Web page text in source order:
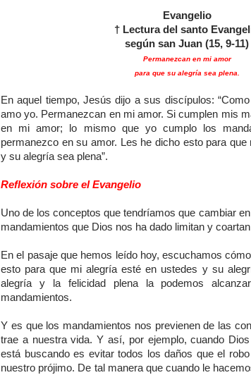
Evangelio
† Lectura del santo
según san Juan (15, 9-11)
Permanezcan en mi amor
para que su alegría sea plena.
En aquel tiempo, Jesús dijo a sus discípulos:
amo yo. Permanezcan en mi amor. Si cumplen mis
en mi amor; lo mismo que yo cumplo los
permanezco en su amor. Les he dicho esto para
y su alegría sea plena”.
Reflexión sobre el Evangelio
Uno de los conceptos que tendríamos que cambiar
mandamientos que Dios nos ha dado limitan y
En el pasaje que hemos leído hoy, escuchamos
esto para que mi alegría esté en ustedes y su
alegría y la felicidad plena la podemos
mandamientos.
Y es que los mandamientos nos previenen de las
trae a nuestra vida. Y así, por ejemplo, cuando
está buscando es evitar todos los daños que el
nuestro prójimo. De tal manera que cuando le